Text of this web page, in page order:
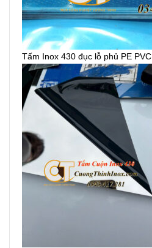
Tấm Inox 430 đục lỗ phủ PE PVC